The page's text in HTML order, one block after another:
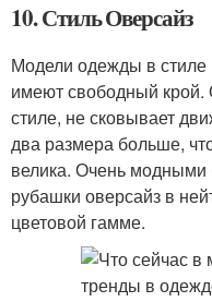
10. Стиль Оверсайз
Модели одежды в
имеют свободный
стиле, не сковывает
два размера больше,
велика. Очень модными
рубашки оверсайз в
цветовой гамме.